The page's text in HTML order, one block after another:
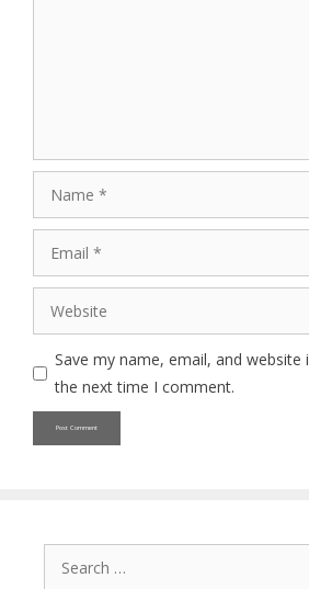
Website
Save my name, email, and
the next time I comment.